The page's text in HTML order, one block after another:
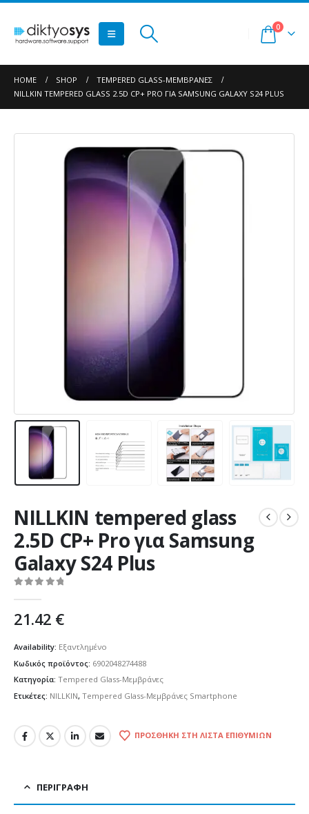
0
HOME SHOP
TEMPERED GLASS-ΜΕΜΒΡΆΝΕΣ
NILLKIN TEMPERED GLASS 2.5D CP+ PRO ΓΙΑ SAMSUNG GALAXY S24 PLUS
NILLKIN tempered glass
2.5D CP+ Pro για Samsung
Galaxy S24 Plus
21.42 €
Availability: Εξαντλημένο
Κωδικός προϊόντος: 6902048274488
Κατηγορία: Tempered Glass-Μεμβράνες
Ετικέτες: NILLKIN, Tempered Glass-Μεμβράνες Smartphone
ΠΡΟΣΘΉΚΗ ΣΤΗ ΛΊΣΤΑ ΕΠΙΘΥΜΙΏΝ
ΠΕΡΙΓΡΑΦΉ